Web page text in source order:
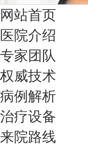
我们只治银屑病，我们在成都坐诊
网站首页
医院介绍
专家团队
权威技术
病例解析
治疗设备
来院路线